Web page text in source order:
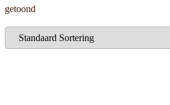
getoond